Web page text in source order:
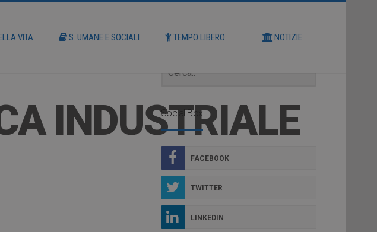
VITA S. UMANE E SOCIALI TEMPO LIBERO NOTIZIE
INDUSTRIALE
Social Box
FACEBOOK
TWITTER
LINKEDIN